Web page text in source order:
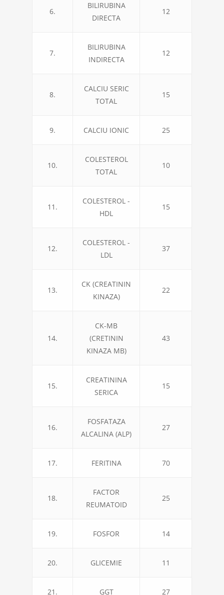
6.
BILIRUBINA
DIRECTA
12
7.
BILIRUBINA
INDIRECTA
12
8.
CALCIU SERIC
TOTAL
15
9. CALCIU IONIC 25
10.
COLESTEROL
TOTAL
10
11.
COLESTEROL -
HDL
15
12.
COLESTEROL -
LDL
37
13.
CK (CREATININ
KINAZA)
22
14.
CK-MB
(CRETININ
KINAZA MB)
43
15.
CREATININA
SERICA
15
16.
FOSFATAZA
ALCALINA (ALP)
27
17. FERITINA 70
18.
FACTOR
REUMATOID
25
19. FOSFOR 14
20. GLICEMIE 11
21. GGT 27